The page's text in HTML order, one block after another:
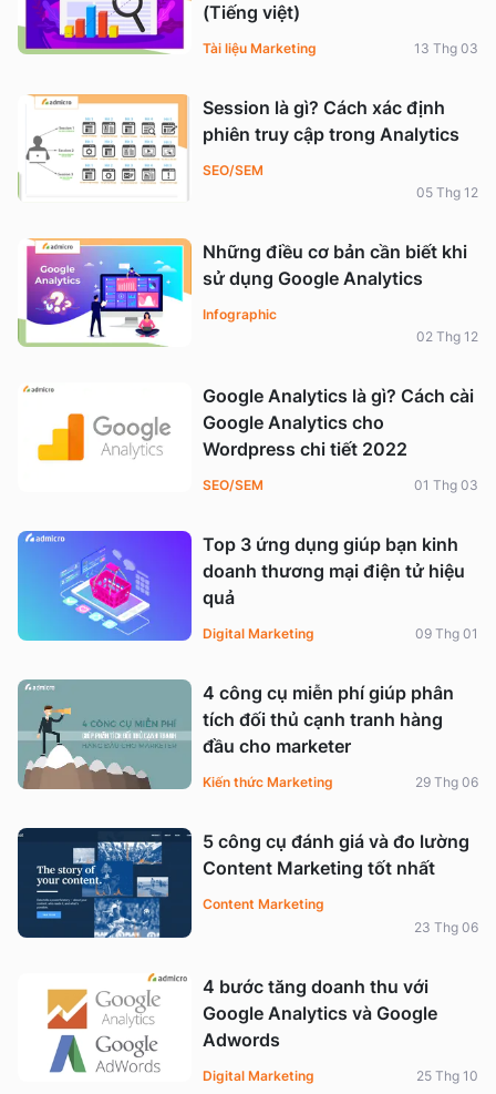
(Tiếng việt)
Tài liệu Marketing 13 Thg 03
Session là gì? Cách xác định
phiên truy cập trong Analytics
SEO/SEM
05 Thg 12
Những điều cơ bản cần biết khi
sử dụng Google Analytics
Infographic
02 Thg 12
Google Analytics là gì? Cách cài
Google Analytics cho
Wordpress chi tiết 2022
SEO/SEM 01 Thg 03
Top 3 ứng dụng giúp bạn kinh
doanh thương mại điện tử hiệu
quả
Digital Marketing 09 Thg 01
4 công cụ miễn phí giúp phân
tích đối thủ cạnh tranh hàng
đầu cho marketer
Kiến thức Marketing 29 Thg 06
5 công cụ đánh giá và đo lường
Content Marketing tốt nhất
Content Marketing
23 Thg 06
4 bước tăng doanh thu với
Google Analytics và Google
Adwords
Digital Marketing 25 Thg 10